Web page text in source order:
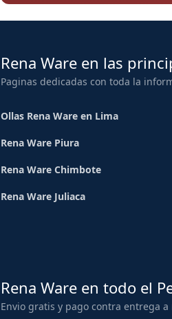
Rena Ware en las
Paginas dedicadas con toda la
Ollas Rena Ware en Lima
Rena Ware Piura
Rena Ware Chimbote
Rena Ware Juliaca
Rena Ware en todo el
Envio gratis y pago contra entrega